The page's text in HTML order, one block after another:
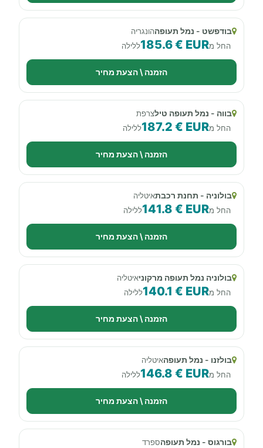
בודפשט - נמל תעופההונגריה
החל מ185.6 € EURללילה
הזמנה \ הצעת מחיר
בווה - נמל תעופה טילצרפת
החל מ187.2 € EURללילה
הזמנה \ הצעת מחיר
בולוניה - תחנת רכבתאיטליה
החל מ141.8 € EURללילה
הזמנה \ הצעת מחיר
בולוניה נמל תעופה מרקוניאיטליה
החל מ140.1 € EURללילה
הזמנה \ הצעת מחיר
בולזנו - נמל תעופהאיטליה
החל מ146.8 € EURללילה
הזמנה \ הצעת מחיר
בורגוס - נמל תעופהספרד